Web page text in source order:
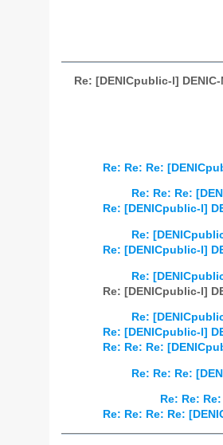
Re: [DENICpublic-l]
Re: Re: Re:
Re: Re: Re:
Re: [DENICpublic-l]
Re:
Re: [DENICpublic-l]
Re:
Re: [DENICpublic-l]
Re:
Re: [DENICpublic-l]
Re: Re: Re:
Re: Re: Re:
Re: Re:
Re: Re: Re: Re: